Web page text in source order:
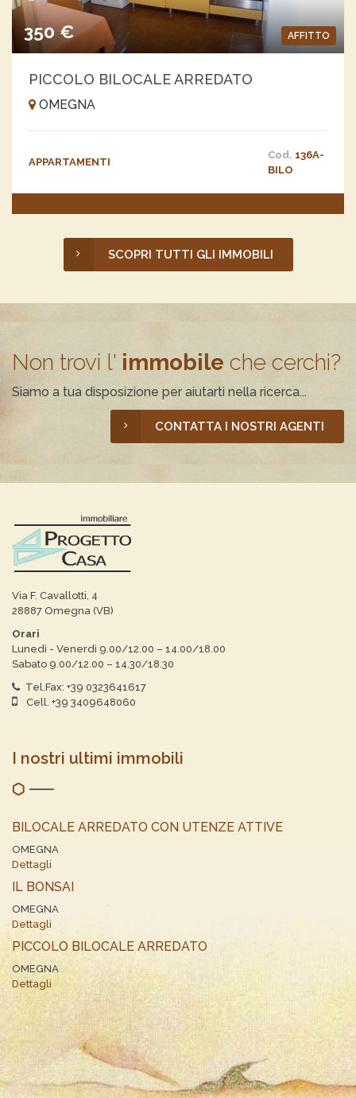
AFFITTO
350 €
PICCOLO BILOCALE ARREDATO
OMEGNA
APPARTAMENTI
Cod. 136A-
BILO
SCOPRI TUTTI GLI IMMOBILI
Non trovi l' immobile che cerchi?
Siamo a tua disposizione per aiutarti nella ricerca...
CONTATTA I NOSTRI AGENTI
Via F. Cavallotti, 4
28887 Omegna (VB)
Orari
Lunedì - Venerdì 9.00/12.00 – 14.00/18.00
Sabato 9.00/12.00 – 14.30/18.30
Tel.Fax: +39 0323641617
Cell. +39 3409648060
I nostri ultimi immobili
BILOCALE ARREDATO CON UTENZE ATTIVE
OMEGNA
Dettagli
IL BONSAI
OMEGNA
Dettagli
PICCOLO BILOCALE ARREDATO
OMEGNA
Dettagli